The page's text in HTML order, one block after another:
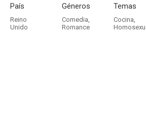
País
Reino
Unido
Géneros
Comedia,
Romance
Temas
Cocina,